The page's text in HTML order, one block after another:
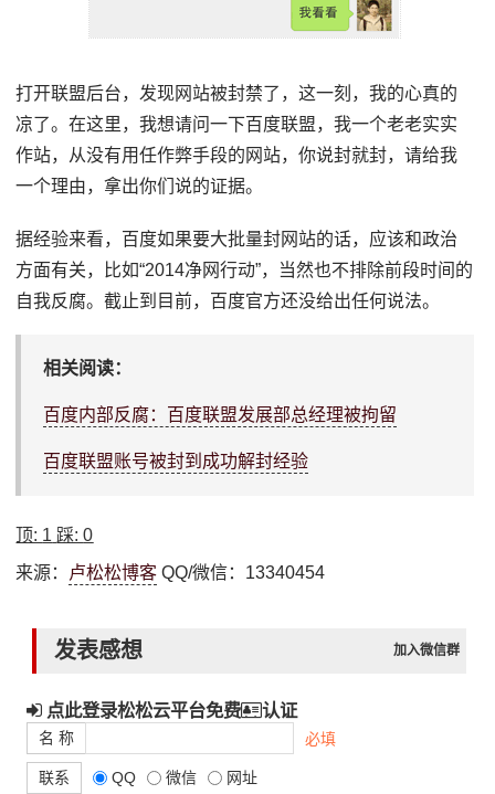
打开联盟后台，发现网站被封禁了，这一刻，我的心真的
凉了。在这里，我想请问一下百度联盟，我一个老老实实
作站，从没有用任作弊手段的网站，你说封就封，请给我
一个理由，拿出你们说的证据。
据经验来看，百度如果要大批量封网站的话，应该和政治
方面有关，比如“2014净网行动”，当然也不排除前段时间的
自我反腐。截止到目前，百度官方还没给出任何说法。
相关阅读：
百度内部反腐：百度联盟发展部总经理被拘留
百度联盟账号被封到成功解封经验
顶: 1 踩:0
来源： 卢松松博客 QQ/微信：13340454
发表感想 加入微信群
点此登录松松云平台免费 认证
名 称 必填
联系 QQ 微信 网址